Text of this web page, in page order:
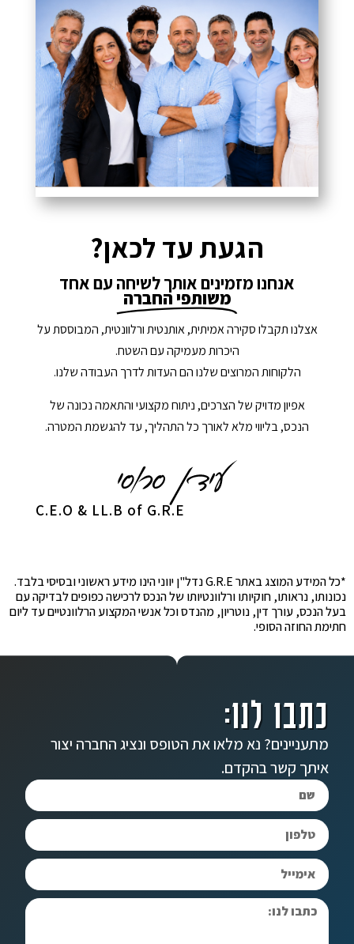
הגעת עד לכאן?
אנחנו מזמינים אותך לשיחה עם אחד
משותפי החברה
אצלנו תקבלו סקירה אמיתית, אותנטית ורלוונטית, המבוססת על
היכרות מעמיקה עם השטח.
הלקוחות המרוצים שלנו הם העדות לדרך העבודה שלנו.
אפיון מדויק של הצרכים, ניתוח מקצועי והתאמה נכונה של
הנכס, בליווי מלא לאורך כל התהליך, עד להגשמת המטרה.
C.E.O & LL.B of G.R.E
*כל המידע המוצג באתר G.R.E נדל"ן יווני הינו מידע ראשוני ובסיסי בלבד.
נכונותו, נראותו, חוקיותו ורלוונטיותו של הנכס לרכישה כפופים לבדיקה עם
בעל הנכס, עורך דין, נוטריון, מהנדס וכל אנשי המקצוע הרלוונטיים עד ליום
חתימת החוזה הסופי.
כתבו לנו:
מתעניינים? נא מלאו את הטופס ונציג החברה יצור
איתך קשר בהקדם.